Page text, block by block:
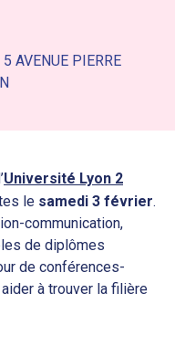
AVENUE PIERRE
Université Lyon 2
le samedi 3 février.
communication,
de diplômes
de conférences-
à trouver la filière